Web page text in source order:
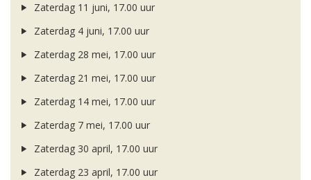
Zaterdag 11 juni, 17.00 uur
Zaterdag 4 juni, 17.00 uur
Zaterdag 28 mei, 17.00 uur
Zaterdag 21 mei, 17.00 uur
Zaterdag 14 mei, 17.00 uur
Zaterdag 7 mei, 17.00 uur
Zaterdag 30 april, 17.00 uur
Zaterdag 23 april, 17.00 uur